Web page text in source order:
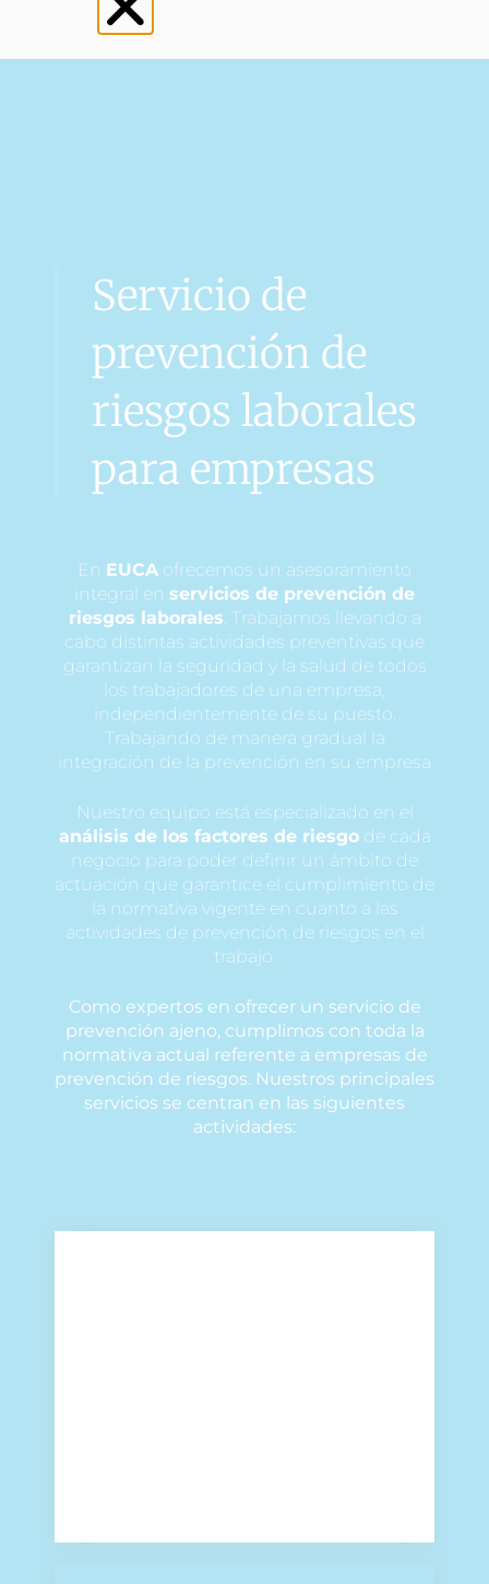
Servicio de
prevención de
riesgos laborales
para empresas
En EUCA ofrecemos un asesoramiento
integral en servicios de prevención de
riesgos laborales . Trabajamos llevando a
cabo distintas actividades preventivas que
garantizan la seguridad y la salud de todos
los trabajadores de una empresa,
independientemente de su puesto.
Trabajando de manera gradual la
integración de la prevención en su empresa
Nuestro equipo está especializado en el
análisis de los factores de riesgode cada
negocio para poder definir un ámbito de
actuación que garantice el cumplimiento de
la normativa vigente en cuanto a las
actividades de prevención de riesgos en el
trabajo.
Como expertos en ofrecer un servicio de
prevención ajeno, cumplimos con toda la
normativa actual referente a empresas de
prevención de riesgos. Nuestros principales
servicios se centran en las siguientes
actividades: